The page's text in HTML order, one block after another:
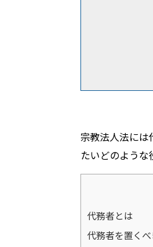
宗教法人法に
たいどのような
代務者とは
代務者を置く